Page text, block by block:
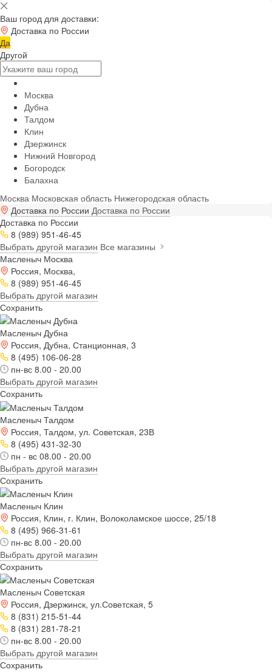
Ваш город для доставки:
Доставка по России
Да
Другой
Москва
Дубна
Талдом
Клин
Дзержинск
Нижний Новгород
Богородск
Балахна
Москва Московская область Нижегородская область
Доставка по России Доставка по России
Доставка по России
8 (989) 951-46-45
Выбрать другой магазин Все магазины
Масленыч Москва
Россия, Москва,
8 (989) 951-46-45
Выбрать другой магазин
Сохранить
Масленыч Дубна
Россия, Дубна, Станционная, 3
8 (495) 106-06-28
пн-вс 8.00 - 20.00
Выбрать другой магазин
Сохранить
Масленыч Талдом
Россия, Талдом, ул. Советская, 23В
8 (495) 431-32-30
пн - вс 08.00 - 20.00
Выбрать другой магазин
Сохранить
Масленыч Клин
Россия, Клин, г. Клин, Волоколамское шоссе, 25/18
8 (495) 966-31-61
пн-вс 8.00 - 20.00
Выбрать другой магазин
Сохранить
Масленыч Советская
Россия, Дзержинск, ул.Советская, 5
8 (831) 215-51-44
8 (831) 281-78-21
пн-вс 8.00 - 20.00
Выбрать другой магазин
Сохранить